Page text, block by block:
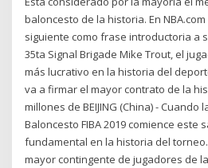
baloncesto de la historia. En
siguiente como frase introductoria a
35ta Signal Brigade Mike Trout, el
más lucrativo en la historia del
va a firmar el mayor contrato de la
millones de BEIJING (China) - Cuando
Baloncesto FIBA 2019 comience este
fundamental en la historia del
mayor contingente de jugadores de